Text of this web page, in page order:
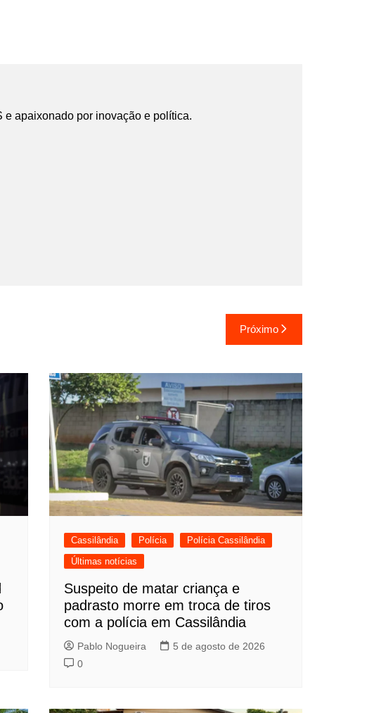
e apaixonado por inovação e política.
Próximo
Cassilândia Polícia
Polícia Cassilândia
Últimas notícias
Suspeito de matar criança e
padrasto morre em troca de tiros
com a polícia em Cassilândia
Pablo Nogueira
5 de agosto de 2026
0